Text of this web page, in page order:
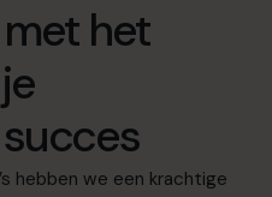
het
hebben we een krachtige